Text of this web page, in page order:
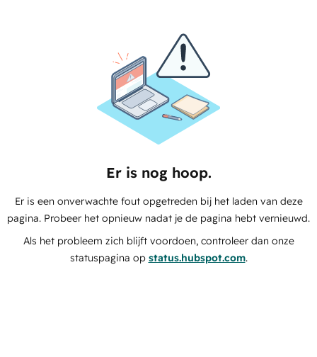
Er is nog hoop.
Er is een onverwachte fout opgetreden bij het laden van deze
pagina. Probeer het opnieuw nadat je de pagina hebt vernieuwd.
Als het probleem zich blijft voordoen, controleer dan onze
statuspagina op status.hubspot.com.